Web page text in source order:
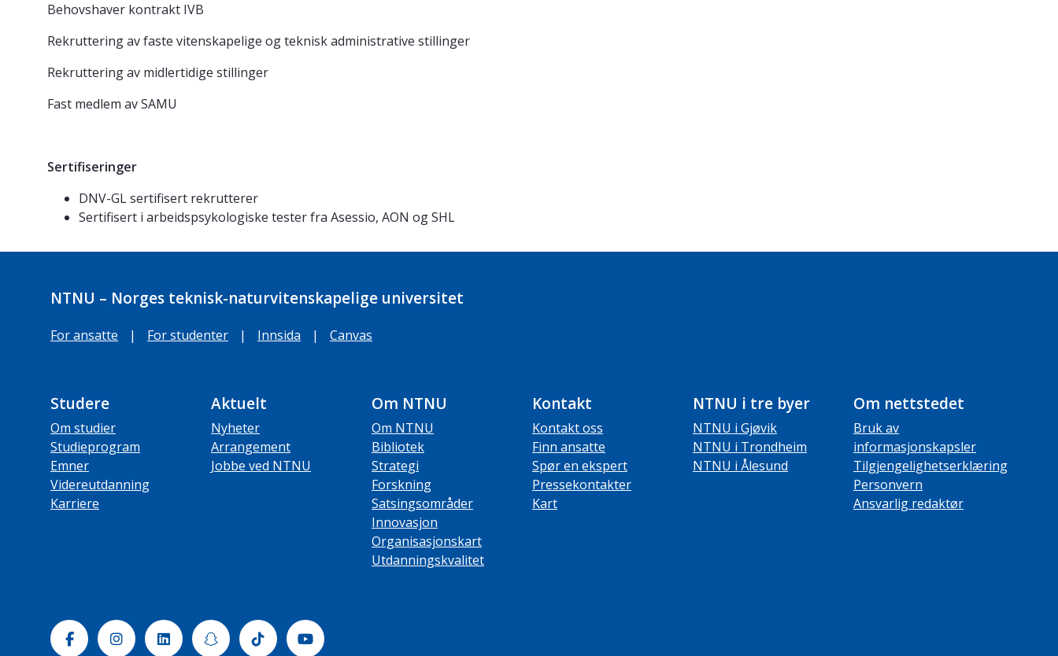
Behovshaver kontrakt IVB
Rekruttering av faste vitenskapelige og teknisk administrative stillinger
Rekruttering av midlertidige stillinger
Fast medlem av SAMU
Sertifiseringer
DNV-GL sertifisert rekrutterer
Sertifisert i arbeidspsykologiske tester fra Asessio, AON og SHL
NTNU – Norges teknisk-naturvitenskapelige universitet
For ansatte | For studenter | Innsida | Canvas
Studere
Om studier
Studieprogram
Emner
Videreutdanning
Karriere
Aktuelt
Nyheter
Arrangement
Jobbe ved NTNU
Om NTNU
Om NTNU
Bibliotek
Strategi
Forskning
Satsingsområder
Innovasjon
Organisasjonskart
Utdanningskvalitet
Kontakt
Kontakt oss
Finn ansatte
Spør en ekspert
Pressekontakter
Kart
NTNU i tre byer
NTNU i Gjøvik
NTNU i Trondheim
NTNU i Ålesund
Om nettstedet
Bruk av
informasjonskapsler
Tilgjengelighetserklæring
Personvern
Ansvarlig redaktør
FacebookInstagramLinkedinSnapchatTiktok Youtube